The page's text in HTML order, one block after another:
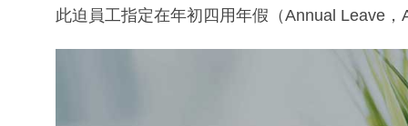
此迫員工指定在年初四用年假（Annual Leave